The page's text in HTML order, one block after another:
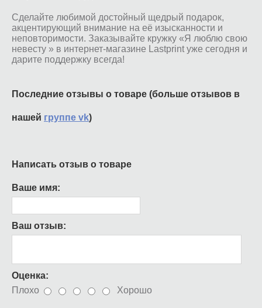
Сделайте любимой достойный щедрый подарок,
акцентирующий внимание на её изысканности и
неповторимости. Заказывайте кружку «Я люблю свою
невесту » в интернет-магазине Lastprint уже сегодня и
дарите поддержку всегда!
Последние отзывы о товаре (больше отзывов в
нашей группе vk)
Написать отзыв о товаре
Ваше имя:
Ваш отзыв:
Оценка:
Плохо
Хорошо